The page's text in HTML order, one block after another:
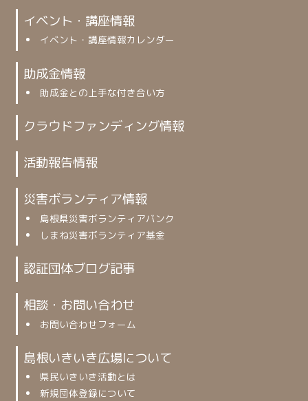
イベント・講座情報
イベント・講座情報カレンダー
助成金情報
助成金との上手な付き合い方
クラウドファンディング情報
活動報告情報
災害ボランティア情報
島根県災害ボランティアバンク
しまね災害ボランティア基金
認証団体ブログ記事
相談・お問い合わせ
お問い合わせフォーム
島根いきいき広場について
県民いきいき活動とは
新規団体登録について